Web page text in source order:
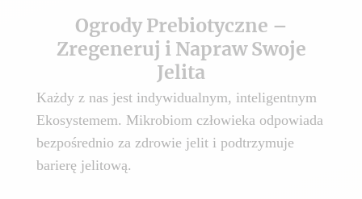
Ogrody Prebiotyczne –
Zregeneruj i Napraw Swoje
Jelita
Każdy z nas jest indywidualnym, inteligentnym
Ekosystemem. Mikrobiom człowieka odpowiada
bezpośrednio za zdrowie jelit i podtrzymuje
barierę jelitową.